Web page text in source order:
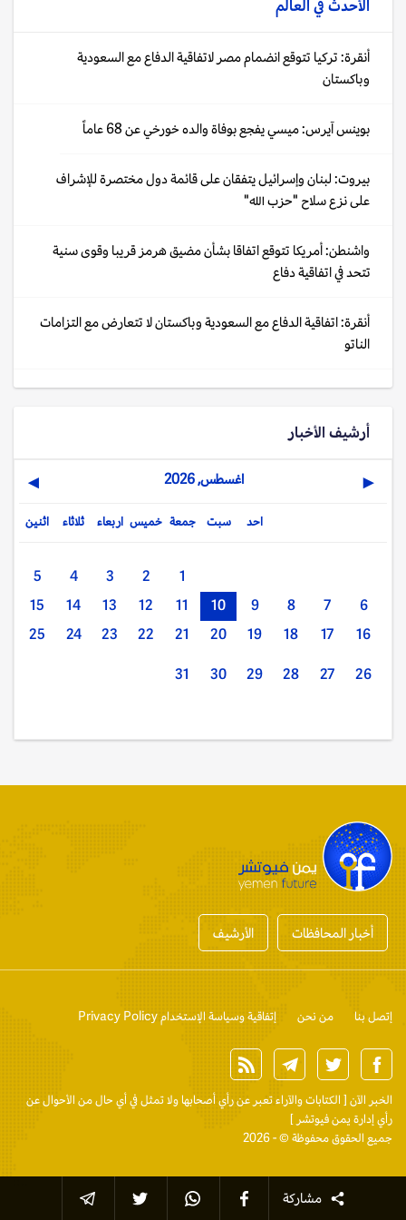
مشاركة
الأحدث في العالم
أنقرة: تركيا تتوقع انضمام مصر لاتفاقية الدفاع مع السعودية
وباكستان
بوينس آيرس: ميسي يفجع بوفاة والده خورخي عن 68 عاماً
بيروت: لبنان وإسرائيل يتفقان على قائمة دول مختصرة للإشراف
على نزع سلاح "حزب الله"
واشنطن: أمريكا تتوقع اتفاقا بشأن مضيق هرمز قريبا وقوى سنية
تتحد في اتفاقية دفاع
أنقرة: اتفاقية الدفاع مع السعودية وباكستان لا تتعارض مع التزامات
الناتو
أرشيف الأخبار
◀ اغسطس, 2026 ▶
اثنين ثلاثاء اربعاء خميس جمعة سبت احد
1
2
3
4
5
6
7
8
9
10
11
12
13
14
15
16
17
18
19
20
21
22
23
24
25
26
27
28
29
30
31
أخبار المحافظات الأرشيف
إتصل بنا من نحن إتفاقية وسياسة الإستخدام Privacy Policy
الخبر الآن [ الكتابات والآراء تعبر عن رأي أصحابها ولا تمثل في أي حال من الأحوال عن
رأي إدارة يمن فيوتشر ]
جميع الحقوق محفوظة © - 2026